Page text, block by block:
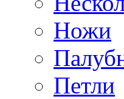
Ножи
Петли